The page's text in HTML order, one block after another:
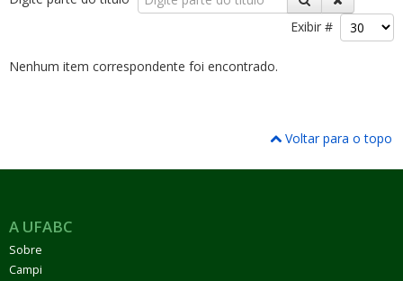
Exibir #
Nenhum item correspondente foi encontrado.
Voltar para o topo
A UFABC
Sobre
Campi